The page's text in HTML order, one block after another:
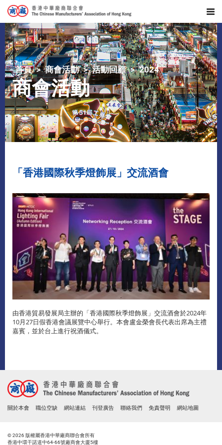
首頁 商會活動 活動回顧 2024
商會活動
「香港國際秋季燈飾展」交流酒會
由香港貿易發展局主辦的「香港國際秋季燈飾展」交流酒會於2024年
10月27日假香港會議展覽中心舉行。本會盧金榮會長代表出席為主禮
嘉賓，並於台上進行祝酒儀式。
關於本會 職位空缺 網站連結 刊登廣告 聯絡我們 免責聲明 網站地圖
© 2026 版權屬香港中華廠商聯合會所有
香港中環干諾道中64-66號廠商會大廈5樓